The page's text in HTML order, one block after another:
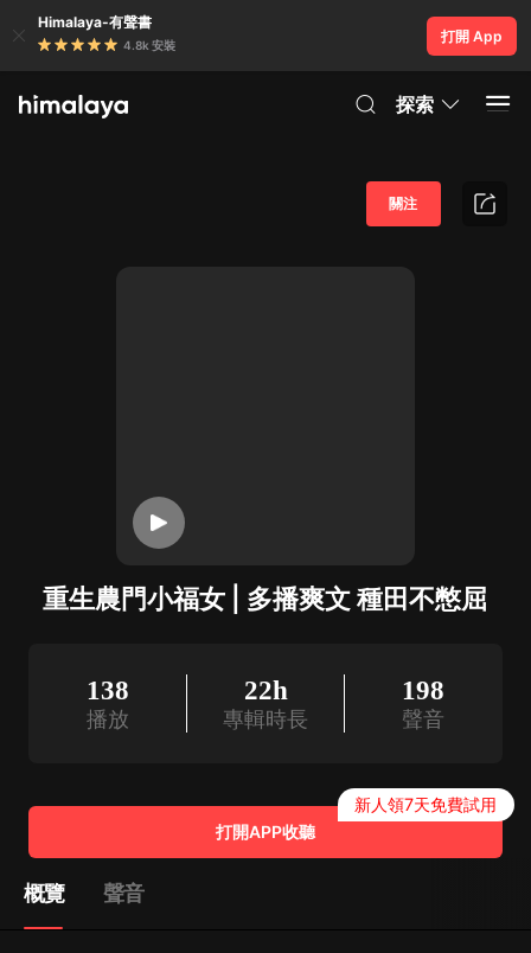
Himalaya-有聲書
4.8k 安裝
打開 App
探索
重生農門小福女 | 多播爽文 種田不憋屈
關注
138
播放
22h
專輯時長
198
聲音
打開APP收聽
新人領7天免費試用
概覽 聲音